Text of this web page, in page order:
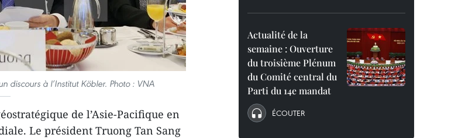
discours à l’Institut Köbler. Photo : VNA
de l’Asie-Pacifique en
Le président Truong Tan Sang
Actualité de la
semaine : Ouverture
du troisième Plénum
du Comité central du
Parti du 14e mandat
ÉCOUTER